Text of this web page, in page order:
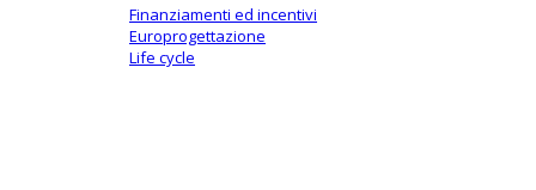
Finanziamenti ed incentivi
Europrogettazione
Life cycle